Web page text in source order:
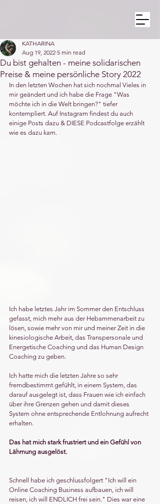
Du bist gehalten - meine solidarischen
Preise & meine persönliche Story 2022
KATHARINA
Aug 19, 2022 5 min read
In den letzten Wochen hat sich nochmal Vieles in
mir geändert und ich habe die Frage "Was
möchte ich in die Welt bringen?" tiefer
kontempliert. Auf Instagram findest du auch
einige Posts dazu & DIESE Podcastfolge erzählt
wie es dazu kam.
Ich habe letztes Jahr im Sommer den Entschluss
gefasst, mich mehr aus der Hebammenarbeit zu
lösen, sowie mehr von mir und meiner Zeit in die
kinesiologische Arbeit, das Transpersonale und
Energetische Coaching und das Human Design
Coaching zu geben.
Ich hatte mich die letzten Jahre so sehr
fremdbestimmt gefühlt, in einem System, das
darauf ausgelegt ist, dass Frauen wie ich einfach
über ihre Grenzen gehen und damit dieses
System ohne entsprechende Entlohnung aufrecht
erhalten.
Das hat mich stark frustriert und ein Gefühl von
Lähmung ausgelöst.
Schnell habe ich geschlussfolgert "Ich will ein
Online Coaching Business aufbauen, ich will
reisen, ich will ENDLICH frei sein." Dies war eine